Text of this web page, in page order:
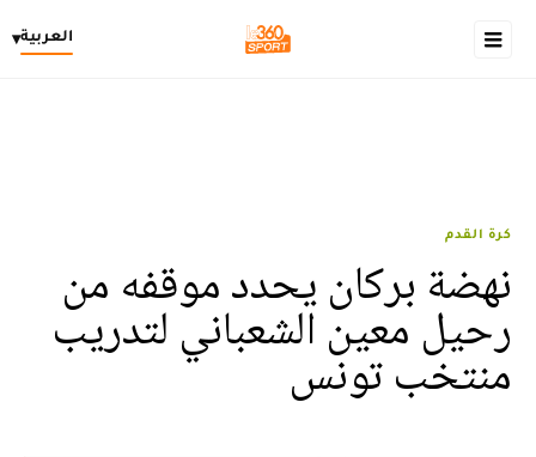
العربية▾
كرة القدم
نهضة بركان يحدد موقفه من
رحيل معين الشعباني لتدريب
منتخب تونس